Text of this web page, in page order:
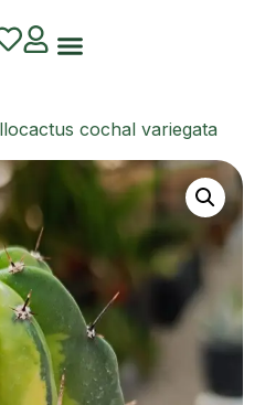
cochal variegata